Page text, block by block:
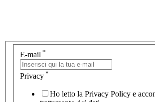
E-mail *
Privacy *
Ho letto la Privacy Policy e